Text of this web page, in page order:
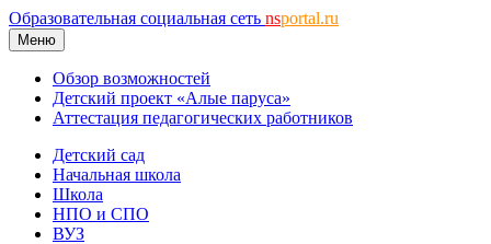
Образовательная социальная сеть nsportal.ru
Меню
Обзор возможностей
Детский проект «Алые паруса»
Аттестация педагогических работников
Детский сад
Начальная школа
Школа
НПО и СПО
ВУЗ